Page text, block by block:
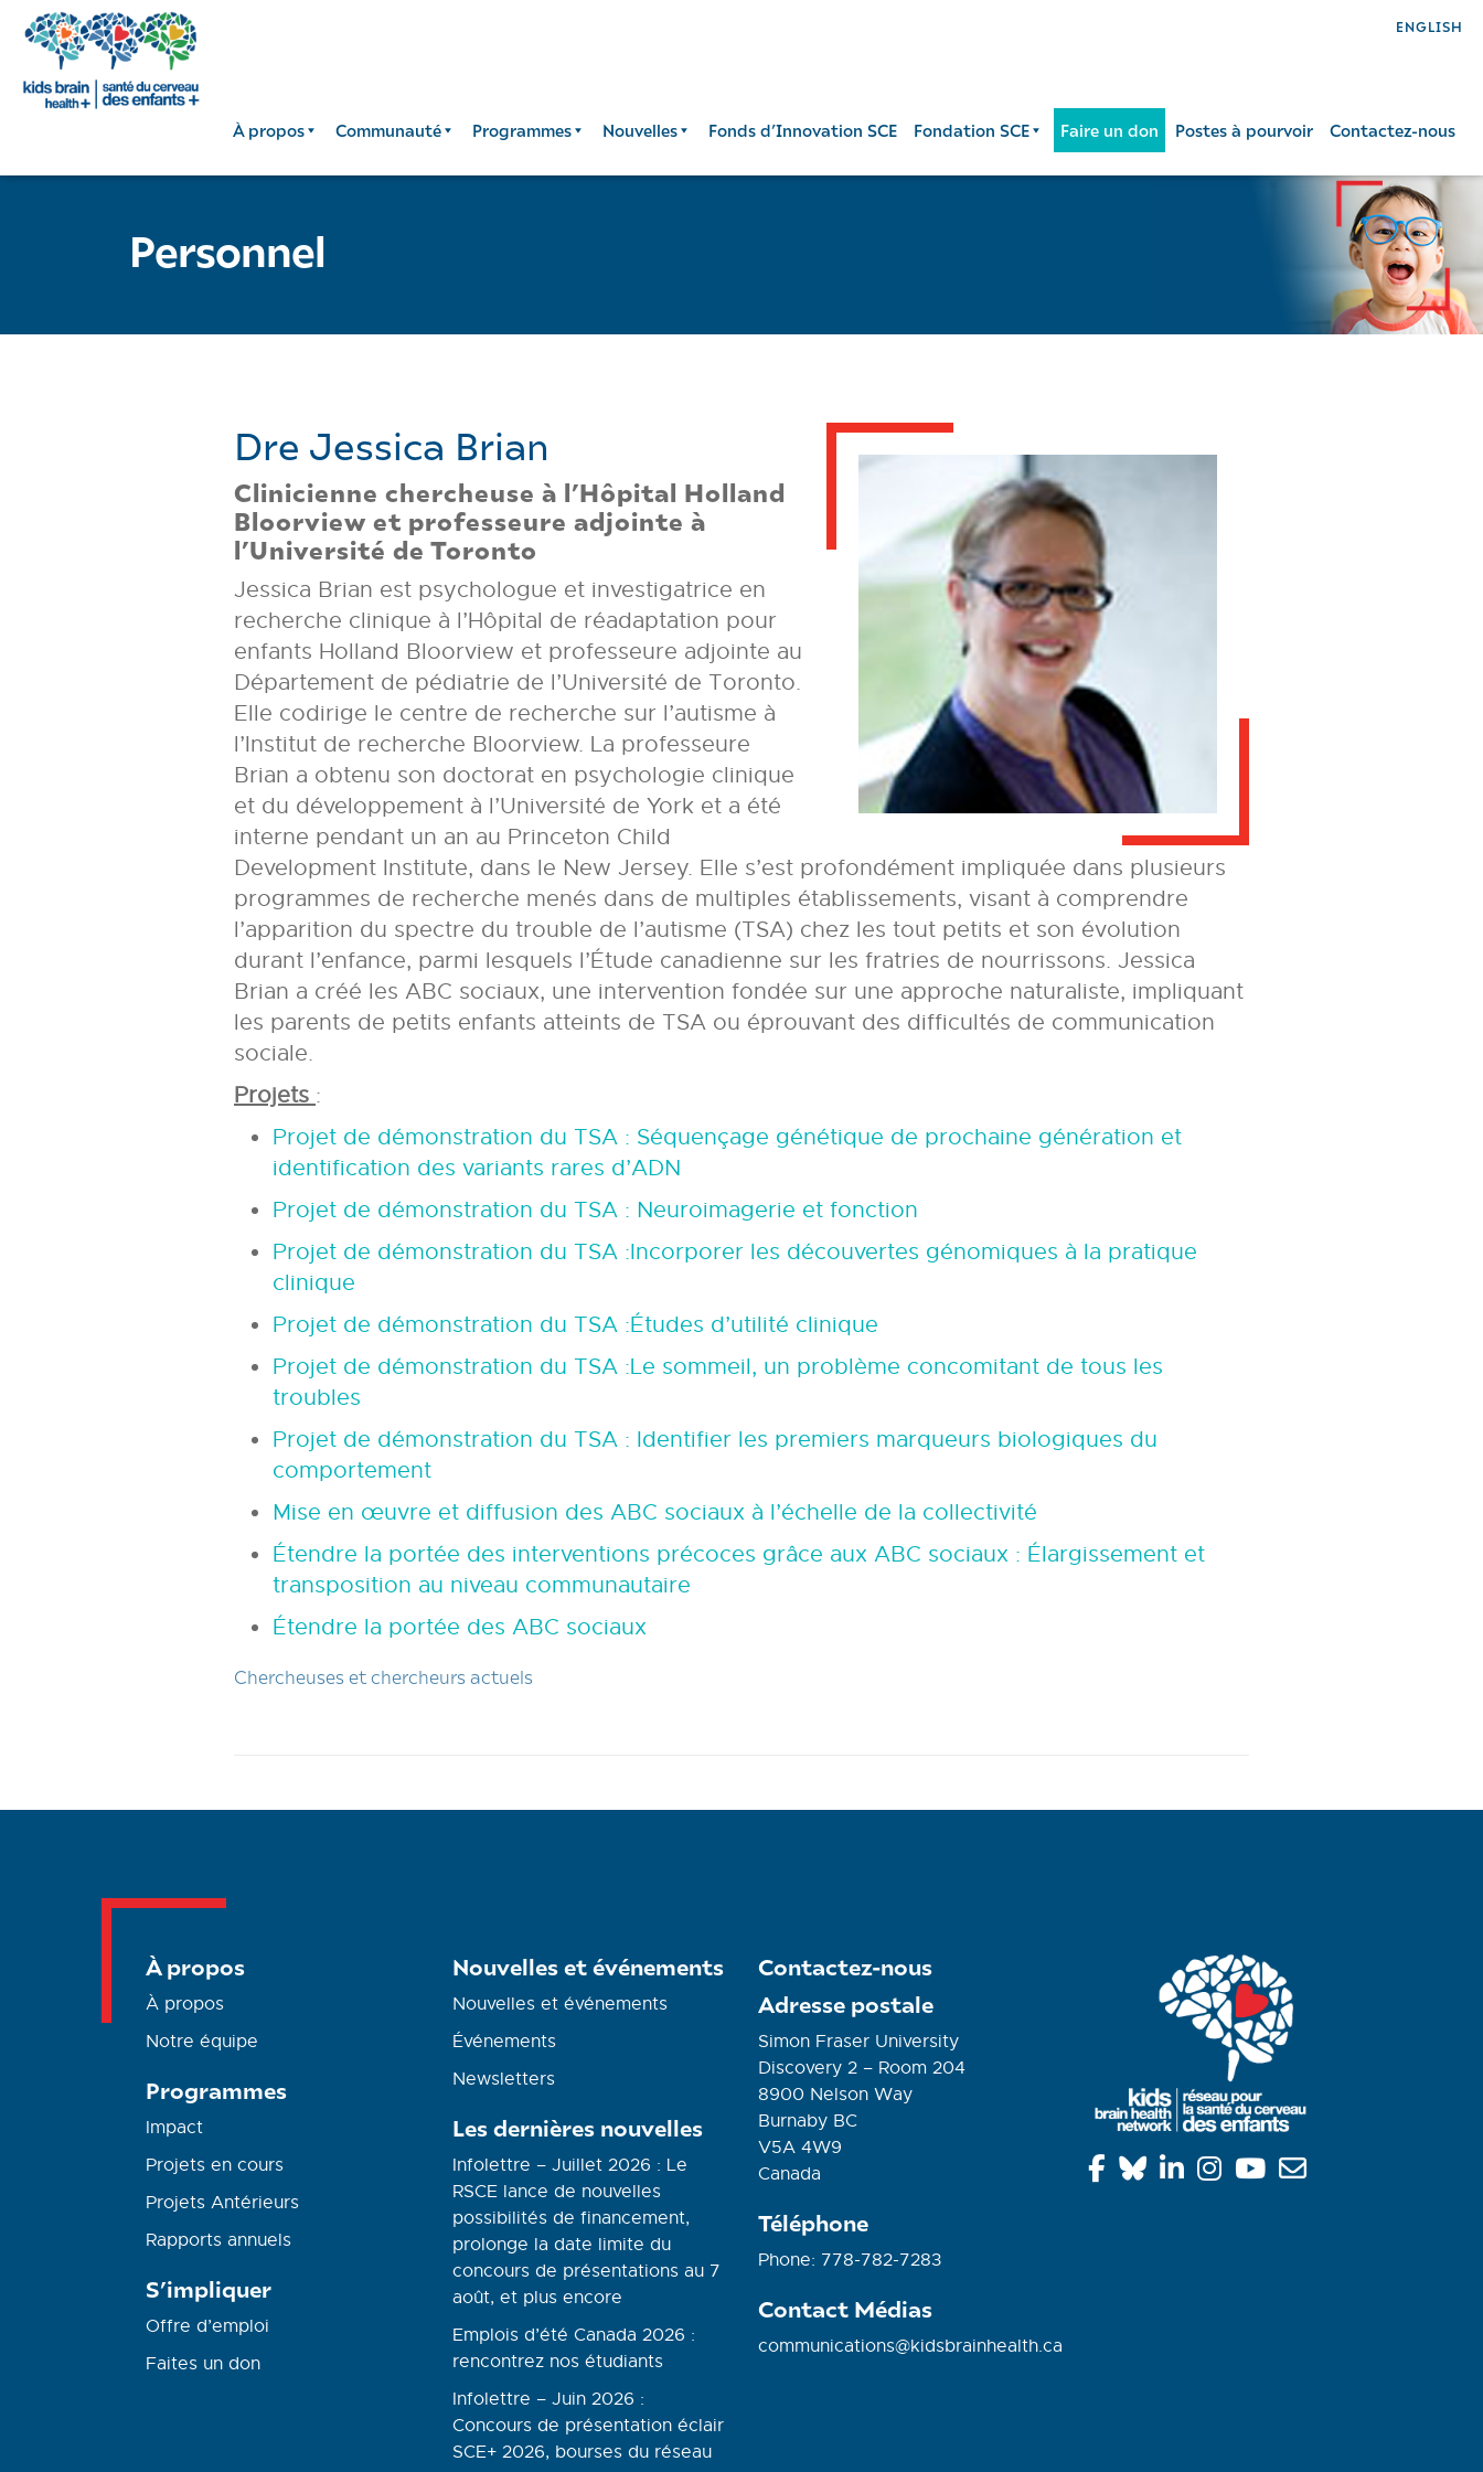
ENGLISH
À propos Communauté Programmes Nouvelles Fonds d’Innovation SCE Fondation SCE Faire un don Postes à pourvoir Contactez-nous
Personnel
Dre Jessica Brian
Clinicienne chercheuse à l’Hôpital Holland
Bloorview et professeure adjointe à
l’Université de Toronto
Jessica Brian est psychologue et investigatrice en
recherche clinique à l’Hôpital de réadaptation pour
enfants Holland Bloorview et professeure adjointe au
Département de pédiatrie de l’Université de Toronto.
Elle codirige le centre de recherche sur l’autisme à
l’Institut de recherche Bloorview. La professeure
Brian a obtenu son doctorat en psychologie clinique
et du développement à l’Université de York et a été
interne pendant un an au Princeton Child
Development Institute, dans le New Jersey. Elle s’est profondément impliquée dans plusieurs
programmes de recherche menés dans de multiples établissements, visant à comprendre
l’apparition du spectre du trouble de l’autisme (TSA) chez les tout petits et son évolution
durant l’enfance, parmi lesquels l’Étude canadienne sur les fratries de nourrissons. Jessica
Brian a créé les ABC sociaux, une intervention fondée sur une approche naturaliste, impliquant
les parents de petits enfants atteints de TSA ou éprouvant des difficultés de communication
sociale.
Projets :
Projet de démonstration du TSA : Séquençage génétique de prochaine génération et
identification des variants rares d’ADN
Projet de démonstration du TSA : Neuroimagerie et fonction
Projet de démonstration du TSA :Incorporer les découvertes génomiques à la pratique
clinique
Projet de démonstration du TSA :Études d’utilité clinique
Projet de démonstration du TSA :Le sommeil, un problème concomitant de tous les
troubles
Projet de démonstration du TSA : Identifier les premiers marqueurs biologiques du
comportement
Mise en œuvre et diffusion des ABC sociaux à l’échelle de la collectivité
Étendre la portée des interventions précoces grâce aux ABC sociaux : Élargissement et
transposition au niveau communautaire
Étendre la portée des ABC sociaux
Chercheuses et chercheurs actuels
À propos
À propos
Notre équipe
Programmes
Impact
Projets en cours
Projets Antérieurs
Rapports annuels
S’impliquer
Offre d’emploi
Faites un don
Nouvelles et événements
Nouvelles et événements
Événements
Newsletters
Les dernières nouvelles
Infolettre – Juillet 2026 : Le
RSCE lance de nouvelles
possibilités de financement,
prolonge la date limite du
concours de présentations au 7
août, et plus encore
Emplois d’été Canada 2026 :
rencontrez nos étudiants
Infolettre – Juin 2026 :
Concours de présentation éclair
SCE+ 2026, bourses du réseau
Contactez-nous
Adresse postale
Simon Fraser University
Discovery 2 – Room 204
8900 Nelson Way
Burnaby BC
V5A 4W9
Canada
Téléphone
Phone: 778-782-7283
Contact Médias
communications@kidsbrainhealth.ca